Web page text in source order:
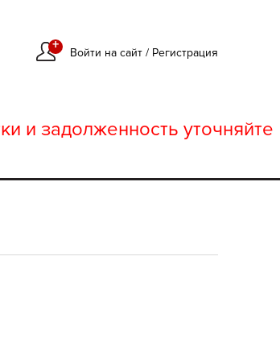
+
Войти на сайт / Регистрация
и задолженность уточняйте